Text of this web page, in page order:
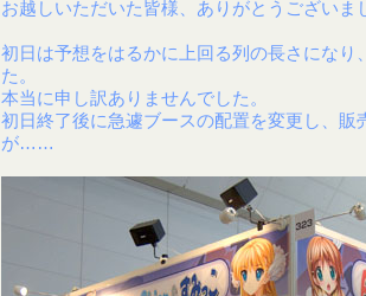
お越しいただいた皆様、ありがとうございま
初日は予想をはるかに上回る列の長さになり
た。
本当に申し訳ありませんでした。
初日終了後に急遽ブースの配置を変更し、販
が……